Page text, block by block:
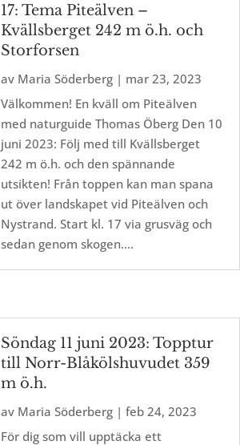
17: Tema Piteälven –
Kvällsberget 242 m ö.h. och
Storforsen
av Maria Söderberg| mar 23, 2023
Välkommen! En kväll om Piteälven
med naturguide Thomas Öberg Den 10
juni 2023: Följ med till Kvällsberget
242 m ö.h. och den spännande
utsikten! Från toppen kan man spana
ut över landskapet vid Piteälven och
Nystrand. Start kl. 17 via grusväg och
sedan genom skogen....
Söndag 11 juni 2023: Topptur
till Norr-Blåkölshuvudet 359
m ö.h.
av Maria Söderberg| feb 24, 2023
För dig som vill upptäcka ett